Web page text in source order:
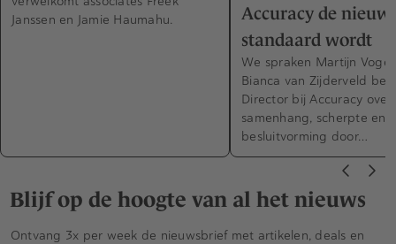
Janssen en Jamie Haumahu.
Accuracy de
standaard wordt
We spraken Martijn
Bianca van Zijderveld
Director bij Accuracy over
samenhang, scherpte en
besluitvorming door…
Blijf op de hoogte van al het nieuws
Ontvang 3x per week de nieuwsbrief met artikelen, deals en